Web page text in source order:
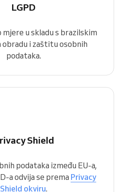
LGPD
u skladu s brazilskim
obradu i zaštitu osobnih
podataka.
Shield
podataka između EU-a,
a odvija se prema Privacy
Shield okviru.